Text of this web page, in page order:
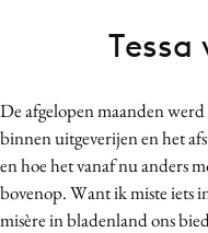
Contentmarketing
Craft
Customer Experience
Data & Insights
De afgelopen maanden werd
binnen uitgeverijen en het
en hoe het vanaf nu anders
bovenop. Want ik miste iets
misère in bladenland ons
Tessa